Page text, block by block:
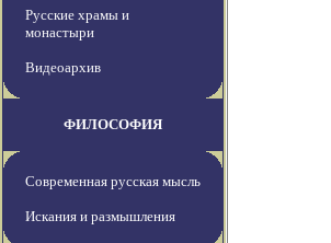
Русские храмы и
монастыри
Видеоархив
ФИЛОСОФИЯ
Современная русская мысль
Искания и размышления